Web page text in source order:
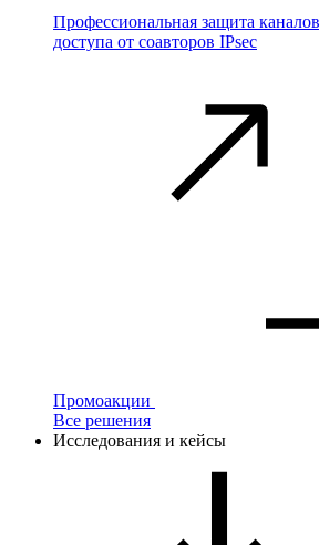
Профессиональная защита
доступа от соавторов IPsec
Промоакции
Все решения
Исследования и кейсы